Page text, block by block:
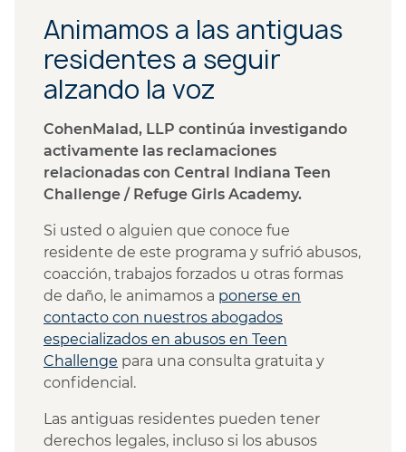
Animamos a las antiguas
residentes a seguir
alzando la voz
CohenMalad, LLP continúa investigando
activamente las reclamaciones
relacionadas con Central Indiana Teen
Challenge / Refuge Girls Academy.
Si usted o alguien que conoce fue
residente de este programa y sufrió abusos,
coacción, trabajos forzados u otras formas
de daño, le animamos a ponerse en
contacto con nuestros abogados
especializados en abusos en Teen
Challenge para una consulta gratuita y
confidencial.
Las antiguas residentes pueden tener
derechos legales, incluso si los abusos